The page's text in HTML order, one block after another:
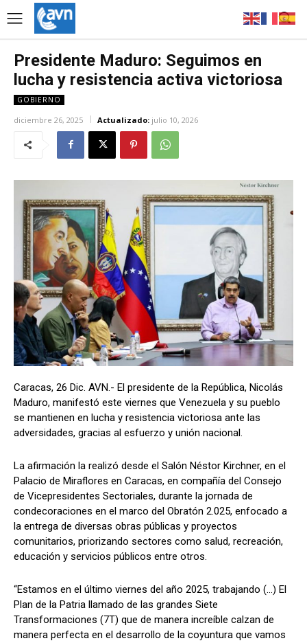
Presidente Maduro: Seguimos en
lucha y resistencia activa victoriosa
GOBIERNO
diciembre 26, 2025 Actualizado: julio 10, 2026
Caracas, 26 Dic. AVN.- El presidente de la República, Nicolás
Maduro, manifestó este viernes que Venezuela y su pueblo
se mantienen en lucha y resistencia victoriosa ante las
adversidades, gracias al esfuerzo y unión nacional.
La afirmación la realizó desde el Salón Néstor Kirchner, en el
Palacio de Miraflores en Caracas, en compañía del Consejo
de Vicepresidentes Sectoriales, durante la jornada de
condecoraciones en el marco del Obratón 2.025, enfocado a
la entrega de diversas obras públicas y proyectos
comunitarios, priorizando sectores como salud, recreación,
educación y servicios públicos entre otros.
“Estamos en el último viernes del año 2025, trabajando (…) El
Plan de la Patria llamado de las grandes Siete
Transformaciones (7T) que de manera increíble calzan de
manera perfecta en el desarrollo de la coyuntura que vamos